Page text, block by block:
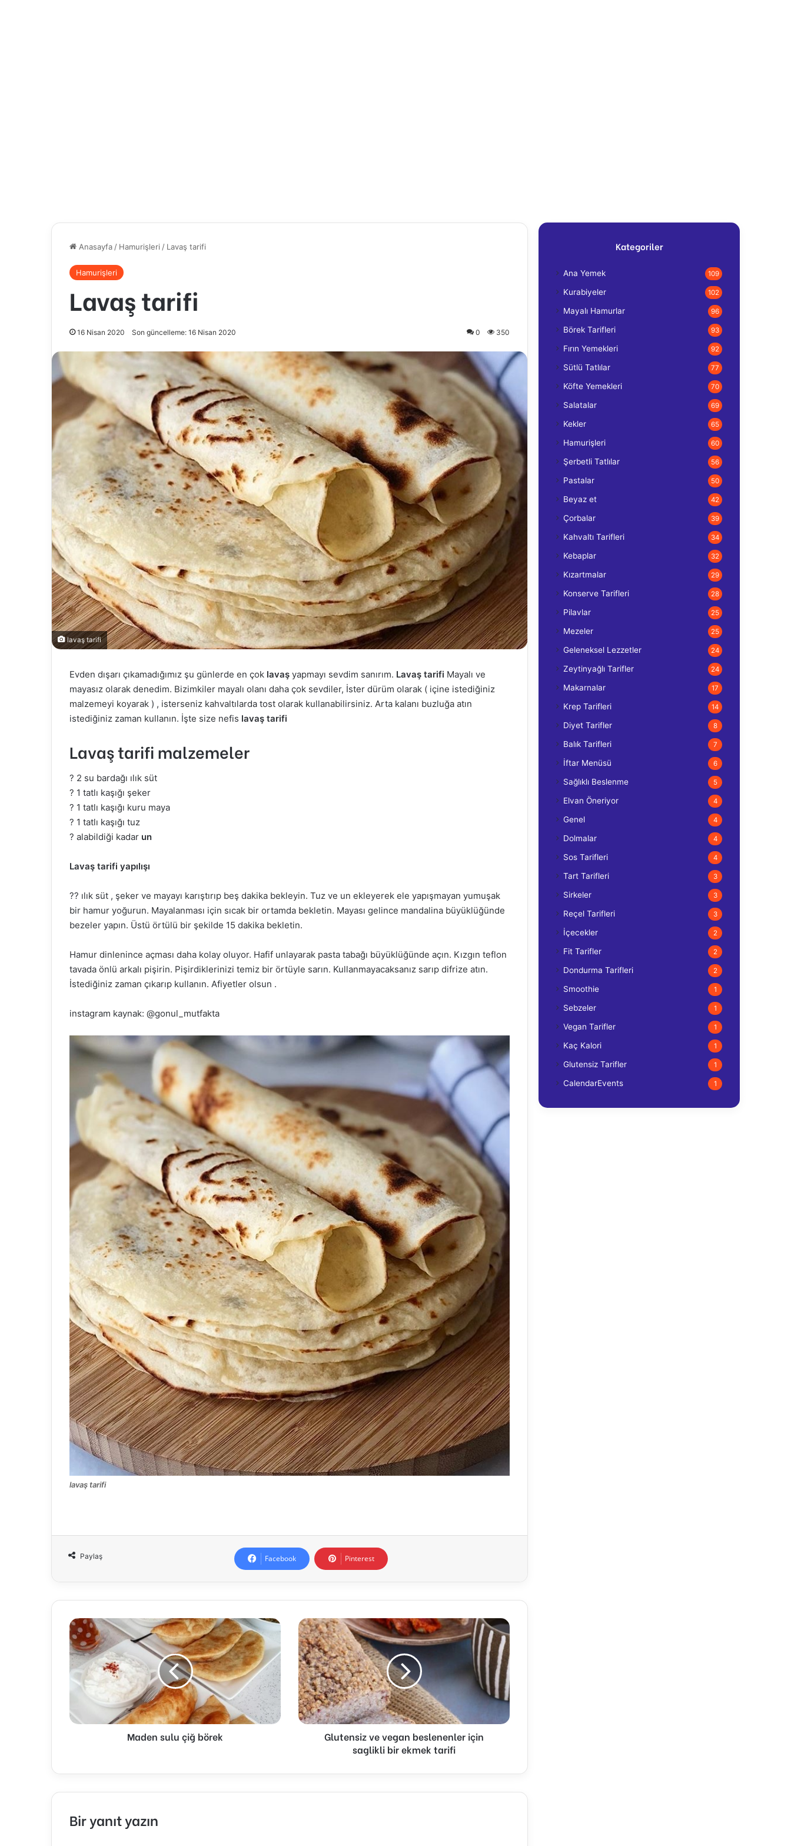
Anasayfa / Hamurişleri / Lavaş tarifi
Hamurişleri
Lavaş tarifi
16 Nisan 2020 Son güncelleme: 16 Nisan 2020 0 350
lavaş tarifi
Evden dışarı çıkamadığımız şu günlerde en çok lavaş yapmayı sevdim sanırım. Lavaş tarifi Mayalı ve
mayasız olarak denedim. Bizimkiler mayalı olanı daha çok sevdiler, İster dürüm olarak ( içine istediğiniz
malzemeyi koyarak ) , isterseniz kahvaltılarda tost olarak kullanabilirsiniz. Arta kalanı buzluğa atın
istediğiniz zaman kullanın. İşte size nefis lavaş tarifi
Lavaş tarifi malzemeler
? 2 su bardağı ılık süt
? 1 tatlı kaşığı şeker
? 1 tatlı kaşığı kuru maya
? 1 tatlı kaşığı tuz
? alabildiği kadar un
Lavaş tarifi yapılışı
?? ılık süt , şeker ve mayayı karıştırıp beş dakika bekleyin. Tuz ve un ekleyerek ele yapışmayan yumuşak
bir hamur yoğurun. Mayalanması için sıcak bir ortamda bekletin. Mayası gelince mandalina büyüklüğünde
bezeler yapın. Üstü örtülü bir şekilde 15 dakika bekletin.
Hamur dinlenince açması daha kolay oluyor. Hafif unlayarak pasta tabağı büyüklüğünde açın. Kızgın teflon
tavada önlü arkalı pişirin. Pişirdiklerinizi temiz bir örtüyle sarın. Kullanmayacaksanız sarıp difrize atın.
İstediğiniz zaman çıkarıp kullanın. Afiyetler olsun .
instagram kaynak: @gonul_mutfakta
lavaş tarifi
Paylaş Facebook Pinterest
Maden
sulu
çiğ
börek
Maden sulu çiğ börek
Glutensiz
ve
vegan
beslenenler
için
saglikli
bir
ekmek
tarifi
Glutensiz ve vegan beslenenler için
saglikli bir ekmek tarifi
Bir yanıt yazın
Kategoriler
Ana Yemek 109
Kurabiyeler 102
Mayalı Hamurlar 96
Börek Tarifleri 93
Fırın Yemekleri 92
Sütlü Tatlılar 77
Köfte Yemekleri 70
Salatalar 69
Kekler 65
Hamurişleri 60
Şerbetli Tatlılar 56
Pastalar 50
Beyaz et 42
Çorbalar 39
Kahvaltı Tarifleri 34
Kebaplar 32
Kızartmalar 29
Konserve Tarifleri 28
Pilavlar 25
Mezeler 25
Geleneksel Lezzetler 24
Zeytinyağlı Tarifler 24
Makarnalar 17
Krep Tarifleri 14
Diyet Tarifler 8
Balık Tarifleri 7
İftar Menüsü 6
Sağlıklı Beslenme 5
Elvan Öneriyor 4
Genel 4
Dolmalar 4
Sos Tarifleri 4
Tart Tarifleri 3
Sirkeler 3
Reçel Tarifleri 3
İçecekler 2
Fit Tarifler 2
Dondurma Tarifleri 2
Smoothie 1
Sebzeler 1
Vegan Tarifler 1
Kaç Kalori 1
Glutensiz Tarifler 1
CalendarEvents 1